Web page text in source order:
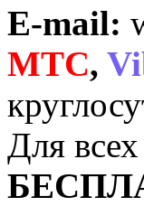
E-mail:
MTC,
Для